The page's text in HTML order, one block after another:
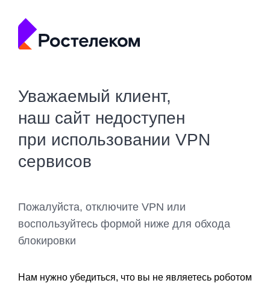
Уважаемый клиент,
наш сайт недоступен
при использовании VPN
сервисов
Пожалуйста, отключите VPN или
воспользуйтесь формой ниже для обхода
блокировки
Нам нужно убедиться, что вы не являетесь роботом